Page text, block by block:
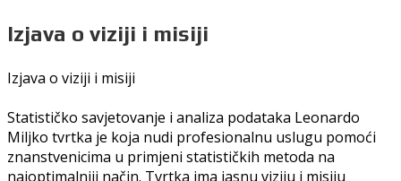
Izjava o viziji i misiji
Izjava o viziji i misiji
Statističko savjetovanje i analiza podataka Leonardo
Miljko tvrtka je koja nudi profesionalnu uslugu pomoći
znanstvenicima u primjeni statističkih metoda na
najoptimalniji način. Tvrtka ima jasnu viziju i misiju